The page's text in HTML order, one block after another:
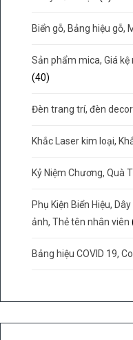
Biển gỗ, Bảng hiệu gỗ,
Sản phẩm mica, Giá
(40)
Đèn trang trí, đèn
Khắc Laser kim loại,
Kỷ Niệm Chương, Quà
Phụ Kiện Biển Hiệu,
ảnh, Thẻ tên nhân viên
Bảng hiệu COVID 19,